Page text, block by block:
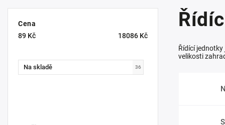
Cena
89 Kč 18086 Kč
Na skladě 36
Řídící
velikosti